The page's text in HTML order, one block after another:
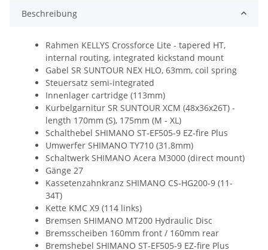
Beschreibung
Rahmen KELLYS Crossforce Lite - tapered HT,
internal routing, integrated kickstand mount
Gabel SR SUNTOUR NEX HLO, 63mm, coil spring
Steuersatz semi-integrated
Innenlager cartridge (113mm)
Kurbelgarnitur SR SUNTOUR XCM (48x36x26T) -
length 170mm (S), 175mm (M - XL)
Schalthebel SHIMANO ST-EF505-9 EZ-fire Plus
Umwerfer SHIMANO TY710 (31.8mm)
Schaltwerk SHIMANO Acera M3000 (direct mount)
Gänge 27
Kassetenzahnkranz SHIMANO CS-HG200-9 (11-
34T)
Kette KMC X9 (114 links)
Bremsen SHIMANO MT200 Hydraulic Disc
Bremsscheiben 160mm front / 160mm rear
Bremshebel SHIMANO ST-EF505-9 EZ-fire Plus